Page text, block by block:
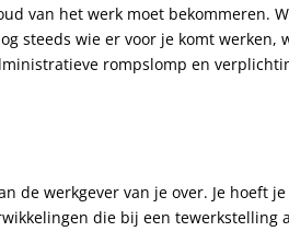
van het werk moet bekommeren.
steeds wie er voor je komt
rompslomp en
de werkgever van je over. Je hoeft
die bij een tewerkstelling